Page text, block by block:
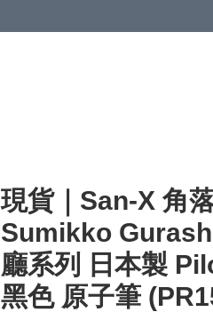
現貨｜San-X 角
Sumikko
廳系列 日本製
黑色 原子筆